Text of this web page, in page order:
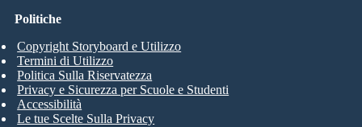
Politiche
Copyright Storyboard e Utilizzo
Termini di Utilizzo
Politica Sulla Riservatezza
Privacy e Sicurezza per Scuole e Studenti
Accessibilità
Le tue Scelte Sulla Privacy